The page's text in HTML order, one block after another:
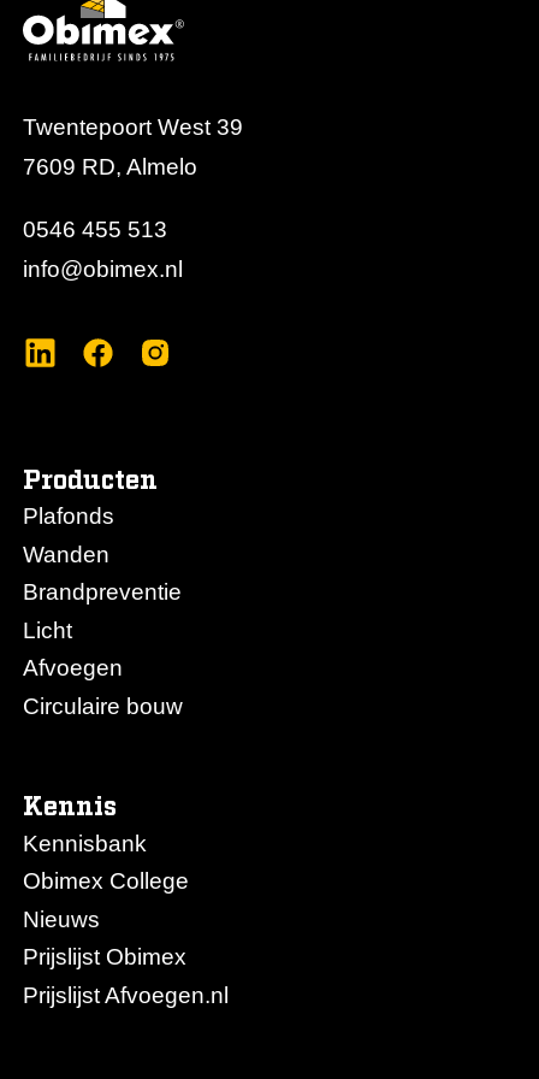
Twentepoort West 39
7609 RD, Almelo
0546 455 513
info@obimex.nl
Producten
Plafonds
Wanden
Brandpreventie
Licht
Afvoegen
Circulaire bouw
Kennis
Kennisbank
Obimex College
Nieuws
Prijslijst Obimex
Prijslijst Afvoegen.nl